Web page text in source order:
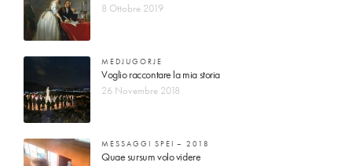
8 Ottobre 2019
MEDJUGORJE
Voglio raccontare la mia storia
26 Novembre 2018
MESSAGGI SPEI – 2018
Quae sursum volo videre